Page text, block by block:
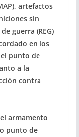
artefactos
sin
guerra (REG)
en los
punto de
a la
contra
armamento
punto de